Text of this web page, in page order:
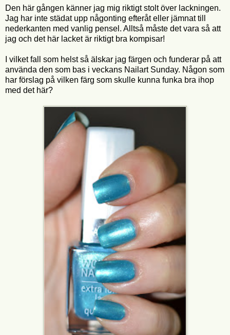
Den här gången känner jag mig riktigt stolt över lackningen.
Jag har inte städat upp någonting efteråt eller jämnat till
nederkanten med vanlig pensel. Alltså måste det vara så att
jag och det här lacket är riktigt bra kompisar!
I vilket fall som helst så älskar jag färgen och funderar på att
använda den som bas i veckans Nailart Sunday. Någon som
har förslag på vilken färg som skulle kunna funka bra ihop
med det här?